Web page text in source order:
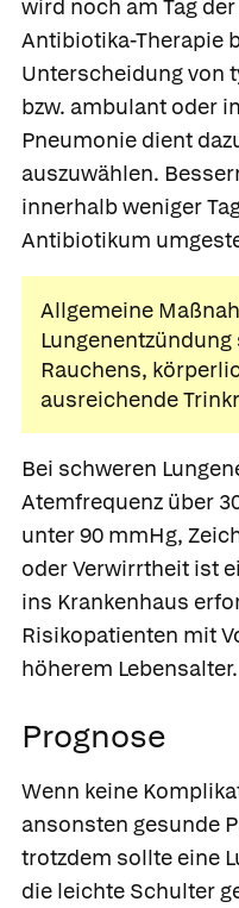
wird noch am Tag
Antibiotika-Therapie
Unterscheidung von
bzw. ambulant oder
Pneumonie dient
auszuwählen.
innerhalb weniger
Antibiotikum
Allgemeine
Rauchens,
ausreichende
Bei schweren
Atemfrequenz über
unter 90 mmHg,
oder Verwirrtheit ist
ins Krankenhaus
Risikopatienten mit
höherem Lebensalter.
Prognose
Wenn keine
ansonsten gesunde
trotzdem sollte eine
die leichte Schulter